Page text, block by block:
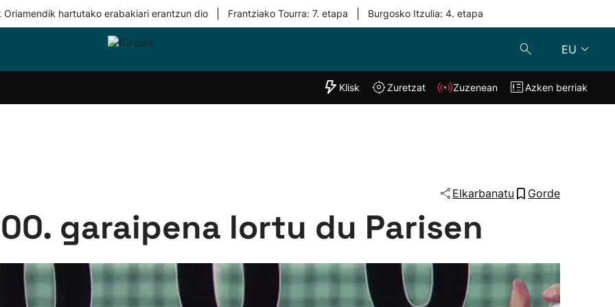
Oriamendik hartutako erabakiari erantzun dio Frantziako Tourra: 7. etapa Burgosko Itzulia: 4. etapa
EU
Taldeak
"Helmuga"
Klisk Zuzenean
Klisk Zuretzat Zuzenean Azken berriak
Elkarbanatu Gorde
garaipena lortu du Parisen